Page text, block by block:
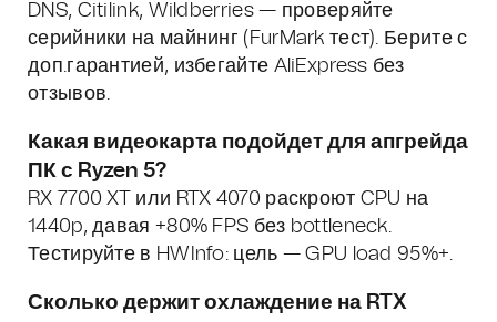
DNS, Citilink, Wildberries — проверяйте
серийники на майнинг (FurMark тест). Берите с
доп.гарантией, избегайте AliExpress без
отзывов.
Какая видеокарта подойдет для апгрейда
ПК с Ryzen 5?
RX 7700 XT или RTX 4070 раскроют CPU на
1440p, давая +80% FPS без bottleneck.
Тестируйте в HWInfo: цель — GPU load 95%+.
Сколько держит охлаждение на RTX